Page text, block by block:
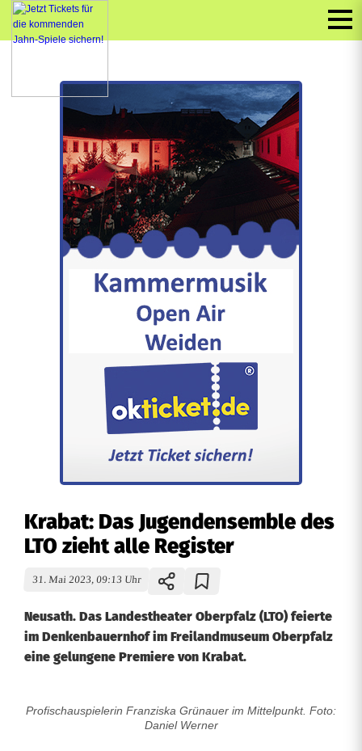
Krabat: Das Jugendensemble des
LTO zieht alle Register
31. Mai 2023, 09:13 Uhr
Neusath. Das Landestheater Oberpfalz (LTO) feierte
im Denkenbauernhof im Freilandmuseum Oberpfalz
eine gelungene Premiere von Krabat.
K
Profischauspielerin Franziska Grünauer im Mittelpunkt. Foto:
Daniel Werner